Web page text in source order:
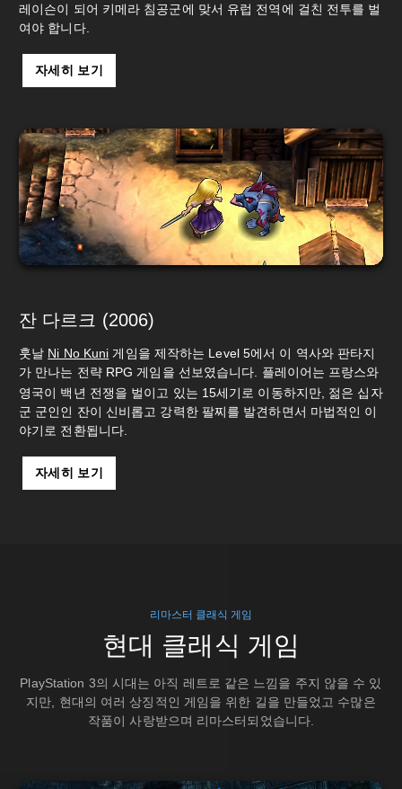
레이슨이 되어 키메라 침공군에 맞서 유럽 전역에 걸친 전투를 벌
여야 합니다.
자세히 보기
잔 다르크 (2006)
훗날 Ni No Kuni 게임을 제작하는 Level 5에서 이 역사와 판타지
가 만나는 전략 RPG 게임을 선보였습니다. 플레이어는 프랑스와
영국이 백년 전쟁을 벌이고 있는 15세기로 이동하지만, 젊은 십자
군 군인인 잔이 신비롭고 강력한 팔찌를 발견하면서 마법적인 이
야기로 전환됩니다.
자세히 보기
리마스터 클래식 게임
현대 클래식 게임
PlayStation 3의 시대는 아직 레트로 같은 느낌을 주지 않을 수 있
지만, 현대의 여러 상징적인 게임을 위한 길을 만들었고 수많은
작품이 사랑받으며 리마스터되었습니다.